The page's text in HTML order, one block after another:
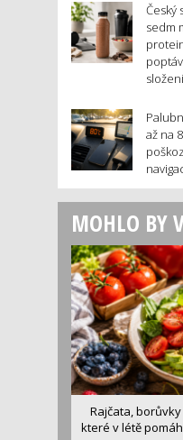
Český
sedm
složení
až na
MOHLO BY
Rajčata,
které v létě